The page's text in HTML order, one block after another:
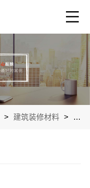
> 建筑装修材料 > 公